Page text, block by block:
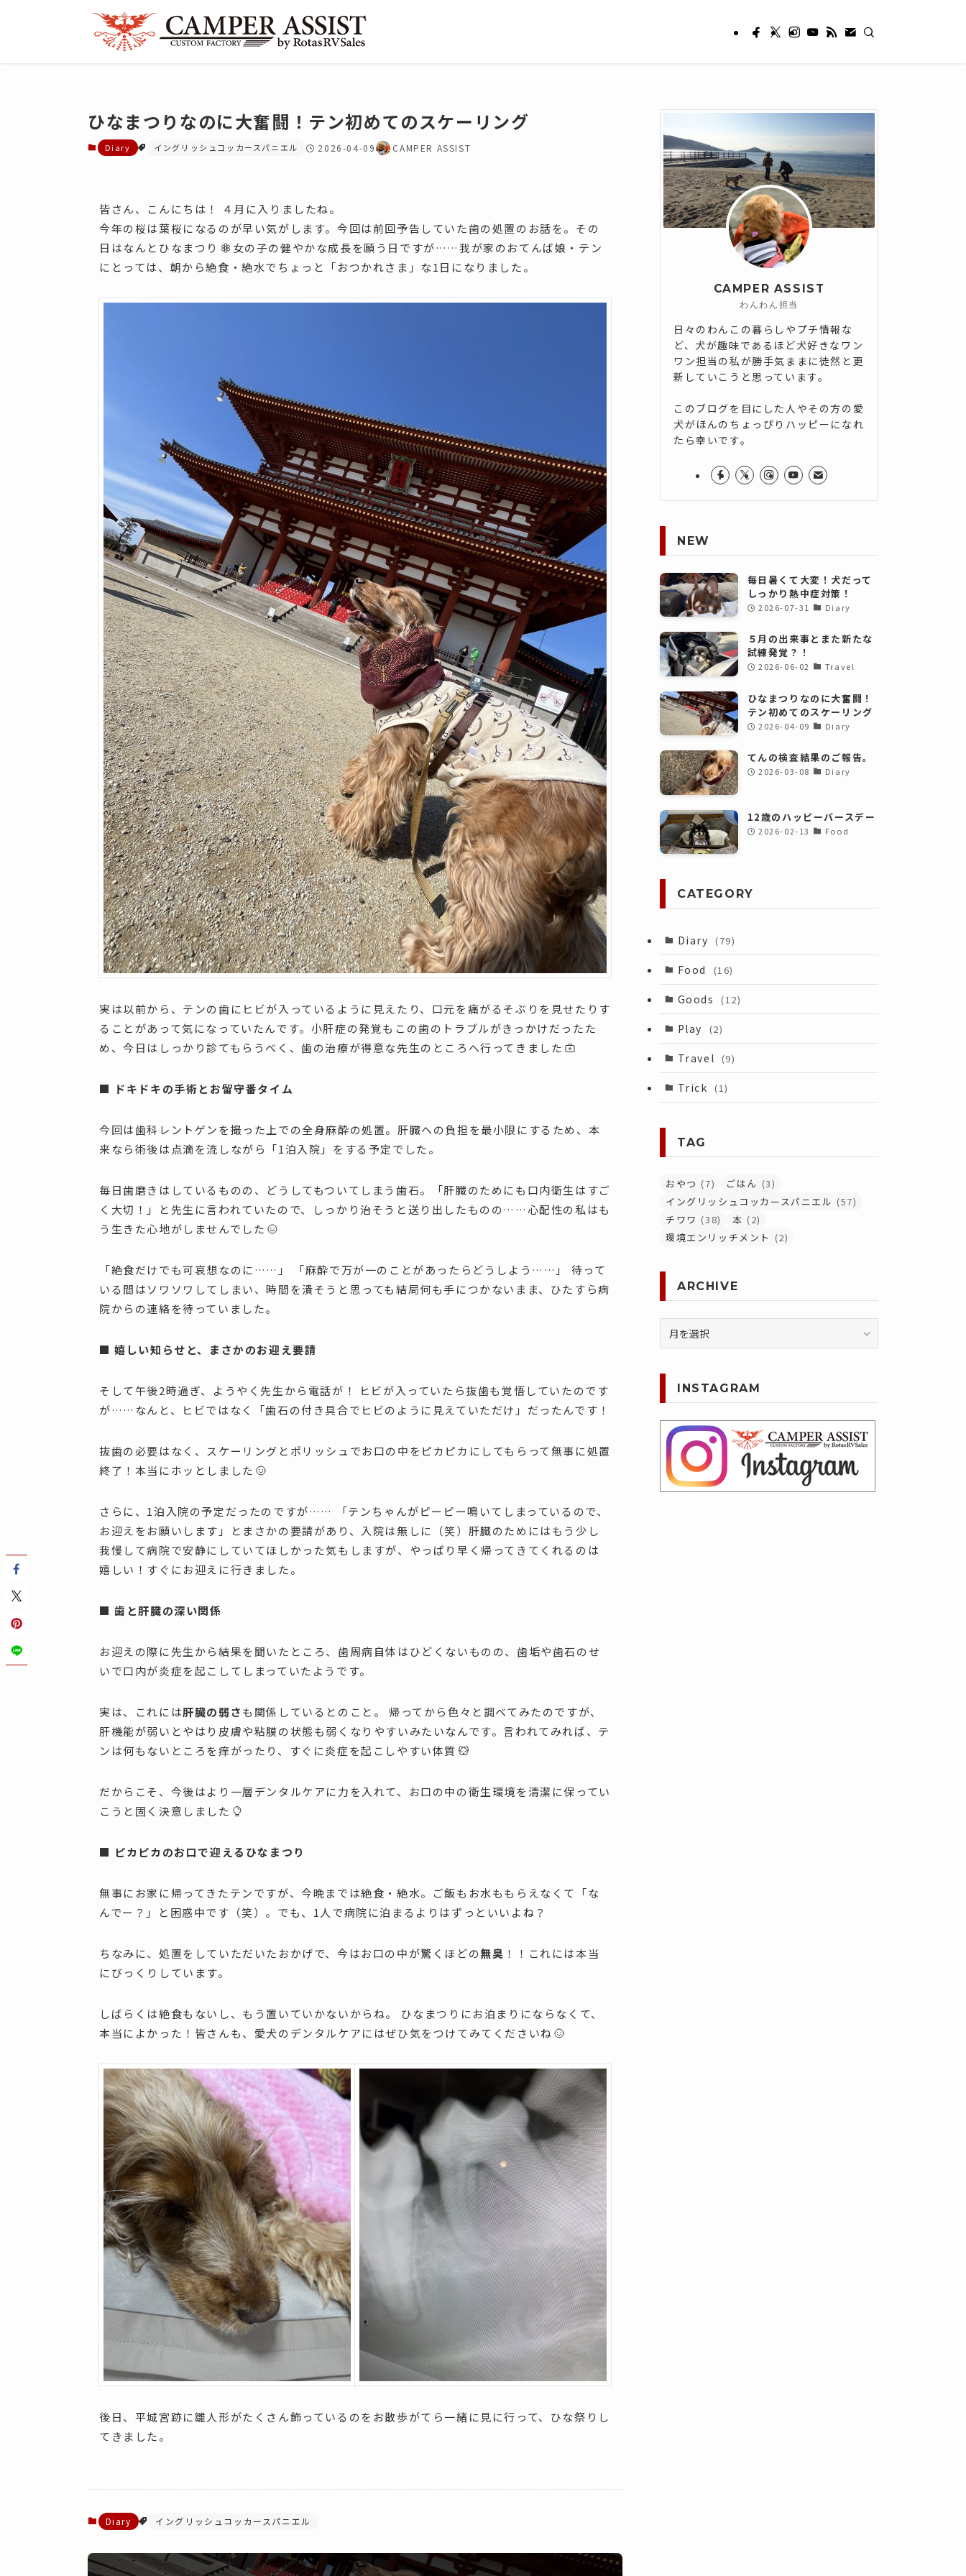
ひなまつりなのに大奮闘！テン初めてのスケーリング
Diary イングリッシュコッカースパニエル 2026-04-09 CAMPER ASSIST
皆さん、こんにちは！ ４月に入りましたね。
今年の桜は葉桜になるのが早い気がします。今回は前回予告していた歯の処置のお話を。その
日はなんとひなまつり
女の子の健やかな成長を願う日ですが……我が家のおてんば娘・テン
にとっては、朝から絶食・絶水でちょっと「おつかれさま」な1日になりました。
実は以前から、テンの歯にヒビが入っているように見えたり、口元を痛がるそぶりを見せたりす
ることがあって気になっていたんです。小肝症の発覚もこの歯のトラブルがきっかけだったた
め、今日はしっかり診てもらうべく、歯の治療が得意な先生のところへ行ってきました
■ ドキドキの手術とお留守番タイム
今回は歯科レントゲンを撮った上での全身麻酔の処置。肝臓への負担を最小限にするため、本
来なら術後は点滴を流しながら「1泊入院」をする予定でした。
毎日歯磨きはしているものの、どうしてもついてしまう歯石。「肝臓のためにも口内衛生はすご
く大切！」と先生に言われていたので、しっかり治そうと送り出したものの……心配性の私はも
う生きた心地がしませんでした
「絶食だけでも可哀想なのに……」 「麻酔で万が一のことがあったらどうしよう……」 待って
いる間はソワソワしてしまい、時間を潰そうと思っても結局何も手につかないまま、ひたすら病
院からの連絡を待っていました。
■ 嬉しい知らせと、まさかのお迎え要請
そして午後2時過ぎ、ようやく先生から電話が！ ヒビが入っていたら抜歯も覚悟していたのです
が……なんと、ヒビではなく「歯石の付き具合でヒビのように見えていただけ」だったんです！
抜歯の必要はなく、スケーリングとポリッシュでお口の中をピカピカにしてもらって無事に処置
終了！本当にホッとしました
さらに、1泊入院の予定だったのですが…… 「テンちゃんがピーピー鳴いてしまっているので、
お迎えをお願いします」とまさかの要請があり、入院は無しに（笑）肝臓のためにはもう少し
我慢して病院で安静にしていてほしかった気もしますが、やっぱり早く帰ってきてくれるのは
嬉しい！すぐにお迎えに行きました。
■ 歯と肝臓の深い関係
お迎えの際に先生から結果を聞いたところ、歯周病自体はひどくないものの、歯垢や歯石のせ
いで口内が炎症を起こしてしまっていたようです。
実は、これには肝臓の弱さも関係しているとのこと。 帰ってから色々と調べてみたのですが、
肝機能が弱いとやはり皮膚や粘膜の状態も弱くなりやすいみたいなんです。言われてみれば、テ
ンは何もないところを痒がったり、すぐに炎症を起こしやすい体質
だからこそ、今後はより一層デンタルケアに力を入れて、お口の中の衛生環境を清潔に保ってい
こうと固く決意しました
■ ピカピカのお口で迎えるひなまつり
無事にお家に帰ってきたテンですが、今晩までは絶食・絶水。ご飯もお水ももらえなくて「な
んでー？」と困惑中です（笑）。でも、1人で病院に泊まるよりはずっといいよね？
ちなみに、処置をしていただいたおかげで、今はお口の中が驚くほどの無臭 ！！これには本当
にびっくりしています。
しばらくは絶食もないし、もう置いていかないからね。 ひなまつりにお泊まりにならなくて、
本当によかった！皆さんも、愛犬のデンタルケアにはぜひ気をつけてみてくださいね
後日、平城宮跡に雛人形がたくさん飾っているのをお散歩がてら一緒に見に行って、ひな祭りし
てきました。
Diary イングリッシュコッカースパニエル
CAMPER ASSIST
わんわん担当
日々のわんこの暮らしやプチ情報な
ど、犬が趣味であるほど犬好きなワン
ワン担当の私が勝手気ままに徒然と更
新していこうと思っています。
このブログを目にした人やその方の愛
犬がほんのちょっぴりハッピーになれ
たら幸いです。
NEW
毎日暑くて大変！犬だって
しっかり熱中症対策！
2026-07-31 Diary
５月の出来事とまた新たな
試練発覚？！
2026-06-02 Travel
ひなまつりなのに大奮闘！
テン初めてのスケーリング
2026-04-09 Diary
てんの検査結果のご報告。
2026-03-08 Diary
12歳のハッピーバースデー
2026-02-13 Food
CATEGORY
Diary (79)
Food (16)
Goods (12)
Play (2)
Travel (9)
Trick (1)
TAG
おやつ (7) ごはん (3)
イングリッシュコッカースパニエル (57)
チワワ (38) 本 (2)
環境エンリッチメント (2)
ARCHIVE
ARCHIVE
INSTAGRAM